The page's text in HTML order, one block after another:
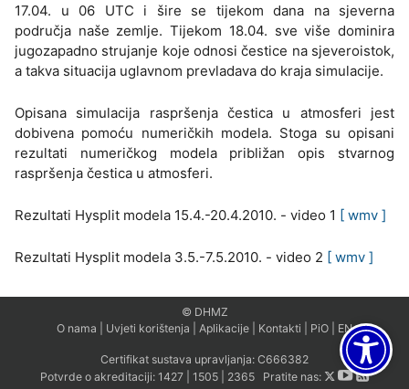
17.04. u 06 UTC i šire se tijekom dana na sjeverna
područja naše zemlje. Tijekom 18.04. sve više dominira
jugozapadno strujanje koje odnosi čestice na sjeveroistok,
a takva situacija uglavnom prevladava do kraja simulacije.
Opisana simulacija raspršenja čestica u atmosferi jest
dobivena pomoću numeričkih modela. Stoga su opisani
rezultati numeričkog modela približan opis stvarnog
raspršenja čestica u atmosferi.
Rezultati Hysplit modela 15.4.-20.4.2010. - video 1 [ wmv ]
Rezultati Hysplit modela 3.5.-7.5.2010. - video 2 [ wmv ]
© DHMZ
O nama
Uvjeti korištenja Aplikacije Kontakti PiO EN
Certifikat sustava upravljanja: C666382
Potvrde o akreditaciji: 1427| 1505| 2365Pratite nas: